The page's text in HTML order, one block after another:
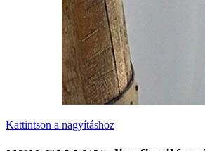
Kattintson a nagyításhoz